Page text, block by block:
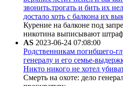
звонить.трогать и бить их
достало хоть с балкона их
Курение на балконе под
никотина выписывают
AS 2023-06-24 07:08:00
Родственникам погибшего-
генералу и его семье-
Никто никого не хотел
Смерть на охоте: дело